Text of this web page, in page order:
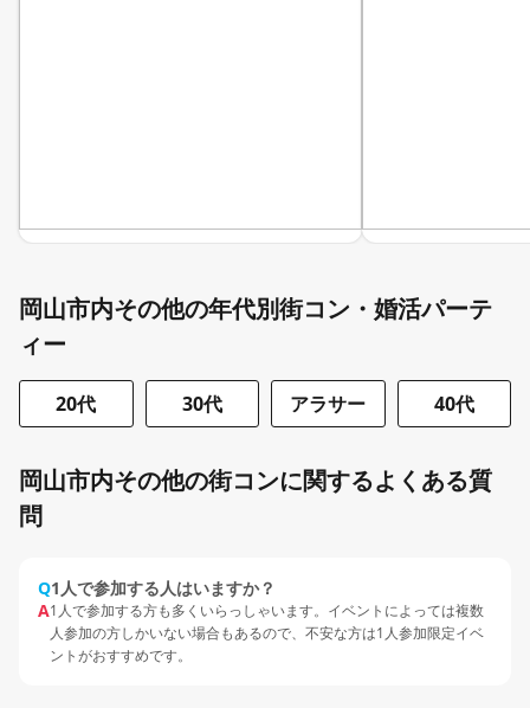
岡山市内その他の年代別街コン・婚活パーテ
ィー
20代 30代 アラサー 40代
岡山市内その他の街コンに関するよくある質
問
Q1人で参加する人はいますか？
A1人で参加する方も多くいらっしゃいます。イベントによっては複数
人参加の方しかいない場合もあるので、不安な方は1人参加限定イベ
ントがおすすめです。